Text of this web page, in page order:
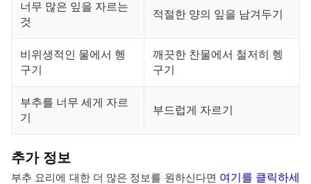
너무 많은 잎을 자르는
것
적절한 양의 잎을 남겨두기
비위생적인 물에서 헹
구기
깨끗한 찬물에서 철저히 헹
구기
부추를 너무 세게 자르
기
부드럽게 자르기
추가 정보
부추 요리에 대한 더 많은 정보를 원하신다면 여기를 클릭하세